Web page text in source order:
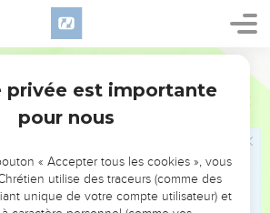
à la montée d'Adummim, et elle
de Bohan, fils de Ruben.
nord en face d'Araba, descendait à
côté nord de Beth-Hogla pour
nord de la mer Morte, vers
au sud. C'était la frontière sud.
Jourdain formait la limite. Tel fut
Benjaminites, avec ses frontières de
privée est importante
pour nous
« Accepter tous les cookies », vous
utilise des traceurs (comme des
unique de votre compte utilisateur) et